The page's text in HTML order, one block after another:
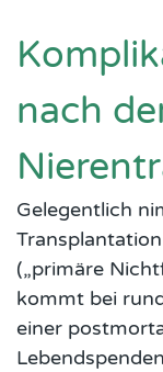
nach
Gelegentlich
(„primäre
kommt bei
einer